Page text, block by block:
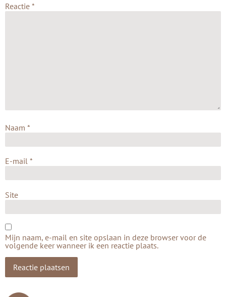
Reactie *
Naam *
E-mail *
Site
Mijn naam, e-mail en site opslaan in deze browser voor de
volgende keer wanneer ik een reactie plaats.